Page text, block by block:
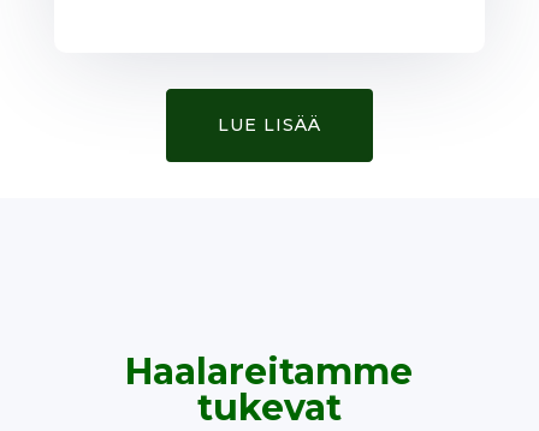
LUE LISÄÄ
Haalareitamme
tukevat